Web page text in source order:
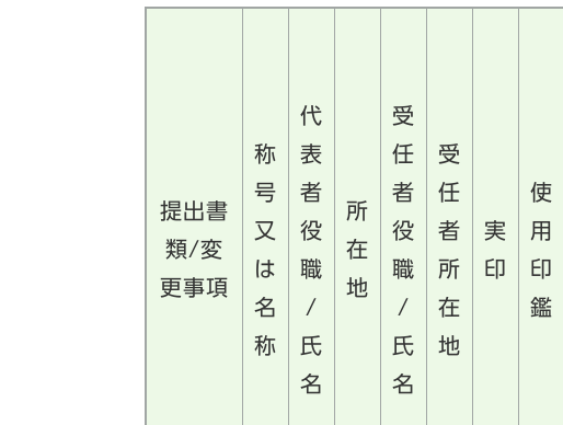
提出書
類/変
更事項
称
号
又
は
名
称
代
表
者
役
職
/
氏
名
所
在
地
受
任
者
役
職
/
氏
名
受
任
者
所
在
地
実
印
使
用
印
鑑